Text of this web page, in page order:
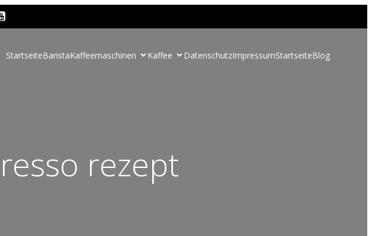
StartseiteBaristaKaffeemaschinen Kaffee DatenschutzImpressumStartseiteBlog
rezept